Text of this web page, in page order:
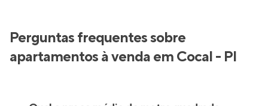
Perguntas frequentes sobre
apartamentos à venda em Cocal - PI